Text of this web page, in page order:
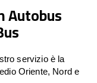
Autobus
servizio è la
Oriente, Nord e